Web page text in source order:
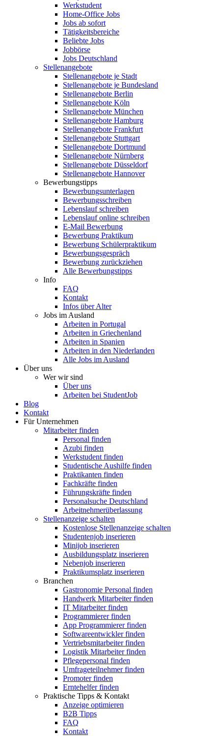
Werkstudent
Home-Office Jobs
Jobs ab sofort
Tätigkeitsbereiche
Beliebte Jobs
Jobbörse
Jobs Deutschland
Stellenangebote
Stellenangebote je Stadt
Stellenangebote je Bundesland
Stellenangebote Berlin
Stellenangebote Köln
Stellenangebote München
Stellenangebote Hamburg
Stellenangebote Frankfurt
Stellenangebote Stuttgart
Stellenangebote Dortmund
Stellenangebote Nürnberg
Stellenangebote Düsseldorf
Stellenangebote Hannover
Bewerbungstipps
Bewerbungsunterlagen
Bewerbungsschreiben
Lebenslauf schreiben
Lebenslauf online schreiben
E-Mail Bewerbung
Bewerbung Praktikum
Bewerbung Schülerpraktikum
Bewerbungsgespräch
Bewerbung zurückziehen
Alle Bewerbungstipps
Info
FAQ
Kontakt
Infos über Alter
Jobs im Ausland
Arbeiten in Portugal
Arbeiten in Griechenland
Arbeiten in Spanien
Arbeiten in den Niederlanden
Alle Jobs im Ausland
Über uns
Wer wir sind
Über uns
Arbeiten bei StudentJob
Blog
Kontakt
Für Unternehmen
Mitarbeiter finden
Personal finden
Azubi finden
Werkstudent finden
Studentische Aushilfe finden
Praktikanten finden
Fachkräfte finden
Führungskräfte finden
Personalsuche Deutschland
Arbeitnehmerüberlassung
Stellenanzeige schalten
Kostenlose Stellenanzeige schalten
Studentenjob inserieren
Minijob inserieren
Ausbildungsplatz inserieren
Nebenjob inserieren
Praktikumsplatz inserieren
Branchen
Gastronomie Personal finden
Handwerk Mitarbeiter finden
IT Mitarbeiter finden
Programmierer finden
App Programmierer finden
Softwareentwickler finden
Vertriebsmitarbeiter finden
Logistik Mitarbeiter finden
Pflegepersonal finden
Umfrageteilnehmer finden
Promoter finden
Erntehelfer finden
Praktische Tipps & Kontakt
Anzeige optimieren
B2B Tipps
FAQ
Kontakt